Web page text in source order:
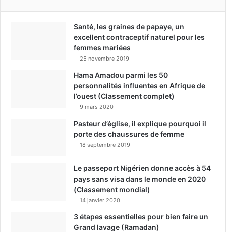
Santé, les graines de papaye, un
excellent contraceptif naturel pour les
femmes mariées
25 novembre 2019
Hama Amadou parmi les 50
personnalités influentes en Afrique de
l’ouest (Classement complet)
9 mars 2020
Pasteur d’église, il explique pourquoi il
porte des chaussures de femme
18 septembre 2019
Le passeport Nigérien donne accès à 54
pays sans visa dans le monde en 2020
(Classement mondial)
14 janvier 2020
3 étapes essentielles pour bien faire un
Grand lavage (Ramadan)